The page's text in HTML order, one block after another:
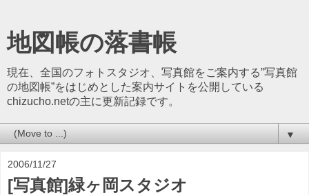
地図帳の落書帳
現在、全国のフォトスタジオ、写真館をご案内する”写真館
の地図帳”をはじめとした案内サイトを公開している
chizucho.netの主に更新記録です。
▼
2006/11/27
[写真館]緑ヶ岡スタジオ